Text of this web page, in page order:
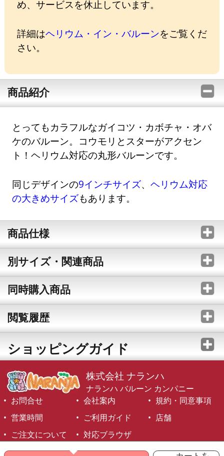
め、サービスを休止しています。
詳細はヘリウム・イン・バルーンをご覧くだ
さい。
商品紹介
とってもカラフルなガイコツ・カボチャ・オバ
ケのバルーン。コウモリとスターがアクセン
ト！ヘリウム対応の丸形バルーンです。
同じデザインの9インチサイズ、ヘリウム対応
の大きめサイズもあります。
商品仕様
別サイズ・関連商品
同時購入商品
閲覧履歴
ショッピングガイド
株式会社 ナランハ
ナランハ バルーン カンパニー
お問合せ
会社案内
規約・同意事項
営業時間
ご利用ガイド
店舗
ご注文について
対応ブラウザ
©1999-2026 NARANJA Inc. All Rights Reserved.